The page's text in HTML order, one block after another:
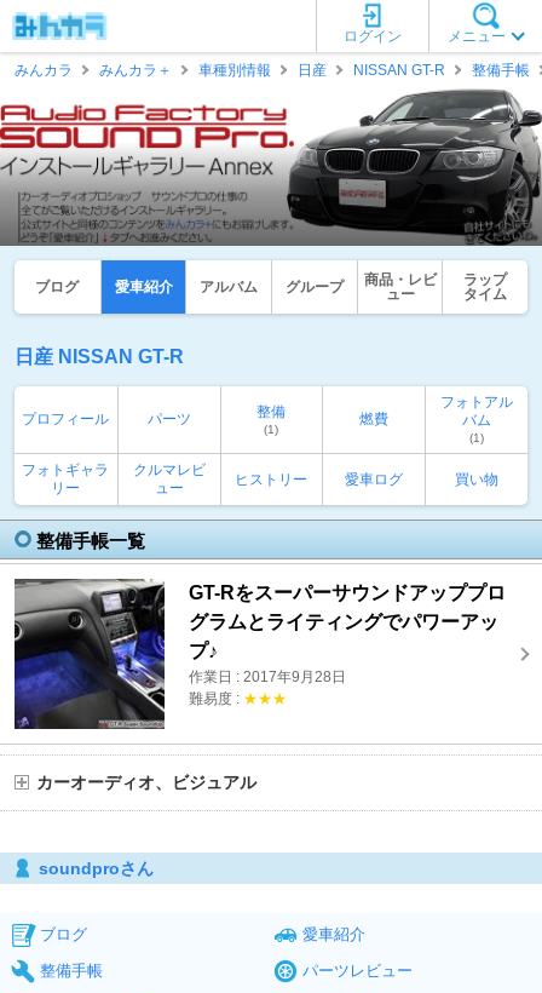
メニュー
ログイン
みんカラ
みんカラ＋ 車種別情報 日産 NISSAN GT-R 整備手帳
ブログ 愛車紹介 アルバム グループ
商品・レビ
ュー
ラップ
タイム
日産 NISSAN GT-R
プロフィール パーツ 整備
(1)
燃費
フォトアル
バム
(1)
フォトギャラ
リー
クルマレビ
ュー
ヒストリー 愛車ログ 買い物
整備手帳一覧
GT-Rをスーパーサウンドアッププロ
グラムとライティングでパワーアッ
プ♪
作業日 : 2017年9月28日
難易度 : ★★★
カーオーディオ、ビジュアル
soundproさん
ブログ
愛車紹介
整備手帳
パーツレビュー